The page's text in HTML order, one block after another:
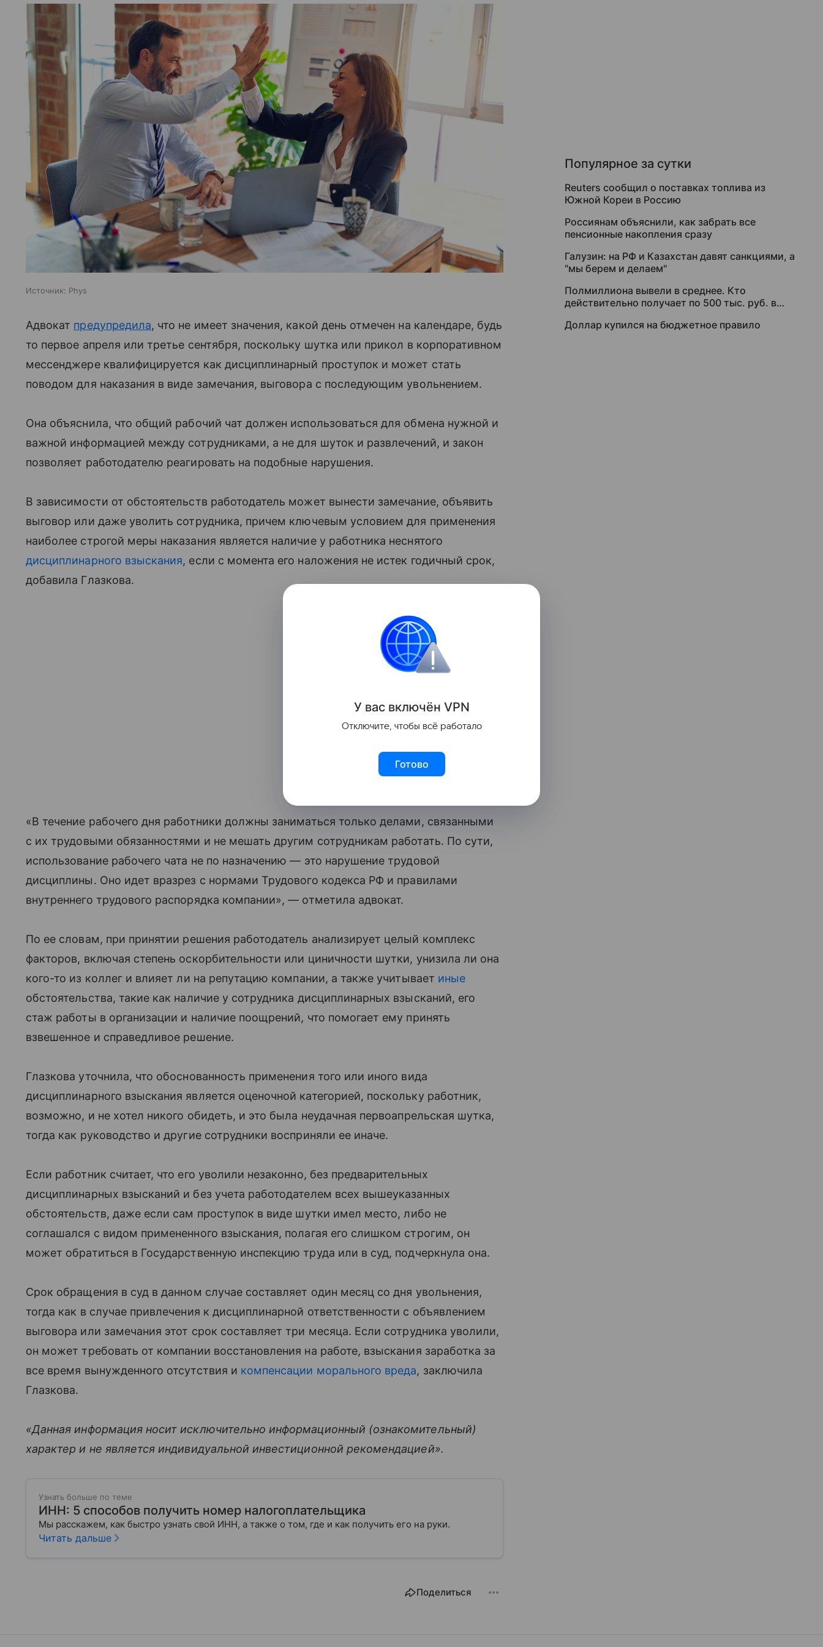
Источник: Phys
Адвокат предупредила, что не имеет значения, какой день отмечен на календаре, будь
то первое апреля или третье сентября, поскольку шутка или прикол в корпоративном
мессенджере квалифицируется как дисциплинарный проступок и может стать
поводом для наказания в виде замечания, выговора с последующим увольнением.
Она объяснила, что общий рабочий чат должен использоваться для обмена нужной и
важной информацией между сотрудниками, а не для шуток и развлечений, и закон
позволяет работодателю реагировать на подобные нарушения.
В зависимости от обстоятельств работодатель может вынести замечание, объявить
выговор или даже уволить сотрудника, причем ключевым условием для применения
наиболее строгой меры наказания является наличие у работника неснятого
дисциплинарного взыскания, если с момента его наложения не истек годичный срок,
добавила Глазкова.
«В течение рабочего дня работники должны заниматься только делами, связанными
с их трудовыми обязанностями и не мешать другим сотрудникам работать. По сути,
использование рабочего чата не по назначению — это нарушение трудовой
дисциплины. Оно идет вразрез с нормами Трудового кодекса РФ и правилами
внутреннего трудового распорядка компании», — отметила адвокат.
По ее словам, при принятии решения работодатель анализирует целый комплекс
факторов, включая степень оскорбительности или циничности шутки, унизила ли она
кого-то из коллег и влияет ли на репутацию компании, а также учитывает иные
обстоятельства, такие как наличие у сотрудника дисциплинарных взысканий, его
стаж работы в организации и наличие поощрений, что помогает ему принять
взвешенное и справедливое решение.
Глазкова уточнила, что обоснованность применения того или иного вида
дисциплинарного взыскания является оценочной категорией, поскольку работник,
возможно, и не хотел никого обидеть, и это была неудачная первоапрельская шутка,
тогда как руководство и другие сотрудники восприняли ее иначе.
Если работник считает, что его уволили незаконно, без предварительных
дисциплинарных взысканий и без учета работодателем всех вышеуказанных
обстоятельств, даже если сам проступок в виде шутки имел место, либо не
соглашался с видом примененного взыскания, полагая его слишком строгим, он
может обратиться в Государственную инспекцию труда или в суд, подчеркнула она.
Срок обращения в суд в данном случае составляет один месяц со дня увольнения,
тогда как в случае привлечения к дисциплинарной ответственности с объявлением
выговора или замечания этот срок составляет три месяца. Если сотрудника уволили,
он может требовать от компании восстановления на работе, взыскания заработка за
все время вынужденного отсутствия и компенсации морального вреда, заключила
Глазкова.
«Данная информация носит исключительно информационный (ознакомительный)
характер и не является индивидуальной инвестиционной рекомендацией».
Узнать больше по теме
ИНН: 5 способов получить номер налогоплательщика
Мы расскажем, как быстро узнать свой ИНН, а также о том, где и как получить его на руки.
Читать дальше
Поделиться
Популярное за сутки
Reuters сообщил о поставках топлива из
Южной Кореи в Россию
Россиянам объяснили, как забрать все
пенсионные накопления сразу
Галузин: на РФ и Казахстан давят санкциями, а
"мы берем и делаем"
Полмиллиона вывели в среднее. Кто
действительно получает по 500 тыс. руб. в
Доллар купился на бюджетное правило
У вас включён VPN
Отключите, чтобы всё работало
Готово